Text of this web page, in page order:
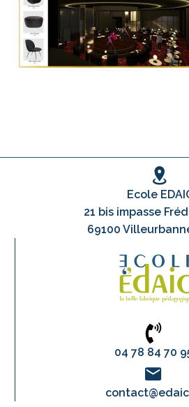
Ecole
21 bis impasse
69100
04 78 84 70